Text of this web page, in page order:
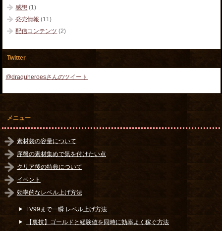
感想 (1)
発売情報 (11)
配信コンテンツ (2)
Twitter
@draquheroesさんのツイート
メニュー
素材袋の容量について
序盤の素材集めで気を付けたい点
クリア後の特典について
イベント
効率的なレベル上げ方法
LV99まで一瞬 レベル上げ方法
【裏技】ゴールドと経験値を同時に効率よく稼ぐ方法